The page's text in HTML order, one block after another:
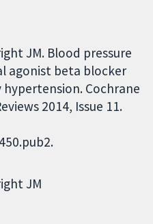
JM. Blood pressure
agonist beta blocker
Cochrane
2014, Issue 11.
JM